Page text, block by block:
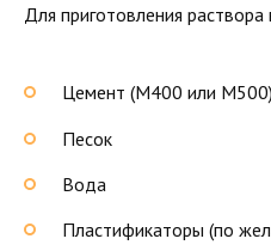
Для приготовления
Цемент (М400 или М500)
Песок
Вода
Пластификаторы (по